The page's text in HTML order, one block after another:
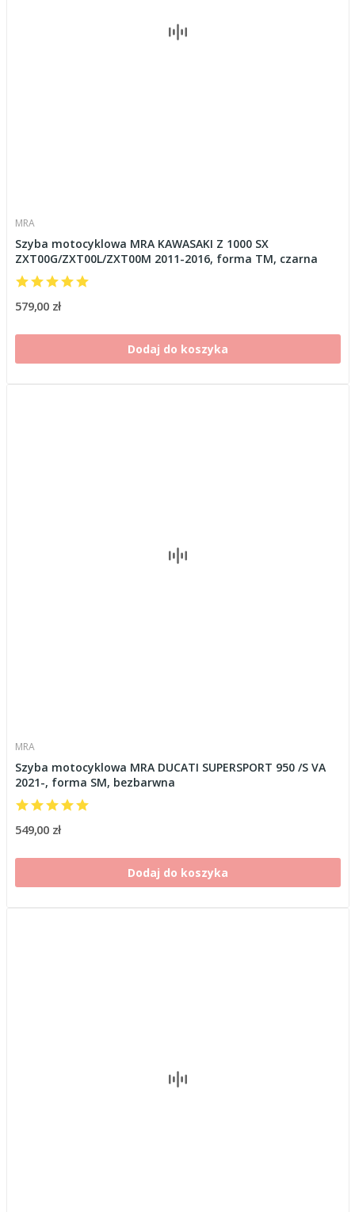
MRA
Szyba motocyklowa MRA KAWASAKI Z 1000 SX
ZXT00G/ZXT00L/ZXT00M 2011-2016, forma TM, czarna
579,00 zł
Dodaj do koszyka
MRA
Szyba motocyklowa MRA DUCATI SUPERSPORT 950 /S VA
2021-, forma SM, bezbarwna
549,00 zł
Dodaj do koszyka